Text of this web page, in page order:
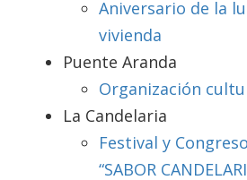
Aniversario de la
vivienda
Puente Aranda
Organización
La Candelaria
Festival y
“SABOR